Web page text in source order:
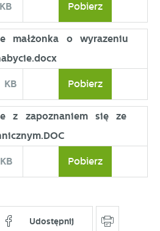
Pobierz
małżonka o wyrazeniu
KB Pobierz
z zapoznaniem się ze
Pobierz
Udostępnij